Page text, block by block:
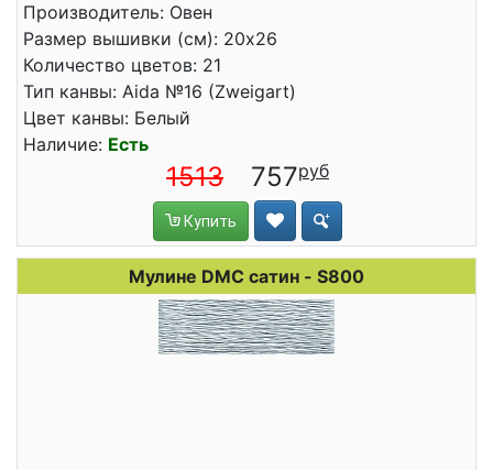
Производитель: Овен
Размер вышивки (см): 20x26
Количество цветов: 21
Тип канвы: Aida №16 (Zweigart)
Цвет канвы: Белый
Наличие: Есть
1513 757
Купить
Мулине DMC сатин - S800